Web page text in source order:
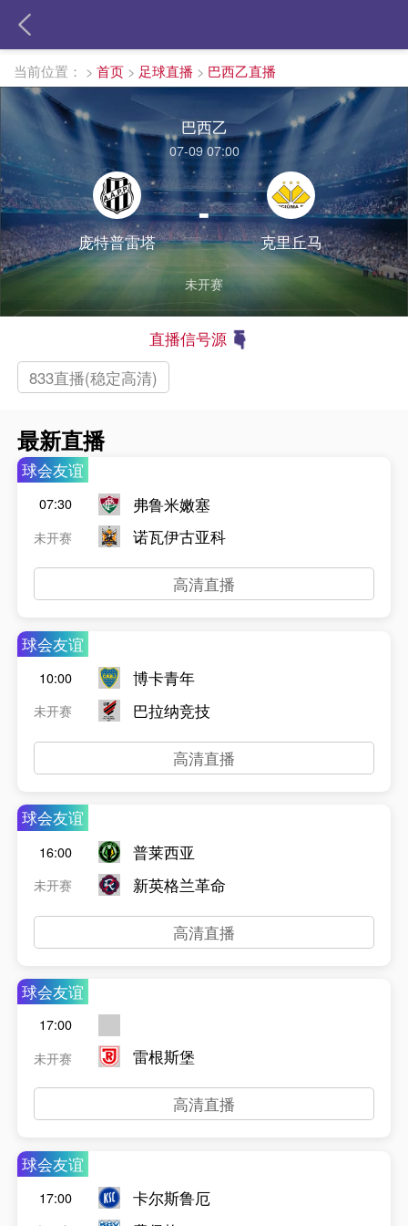
当前位置： > 首页 > 足球直播 > 巴西乙直播
巴西乙
07-09 07:00
庞特普雷塔
-
克里丘马
未开赛
直播信号源
833直播(稳定高清)
最新直播
球会友谊
07:30
未开赛
弗鲁米嫩塞
诺瓦伊古亚科
高清直播
球会友谊
10:00
未开赛
博卡青年
巴拉纳竞技
高清直播
球会友谊
16:00
未开赛
普莱西亚
新英格兰革命
高清直播
球会友谊
17:00
未开赛
雷根斯堡
高清直播
球会友谊
17:00
卡尔斯鲁厄